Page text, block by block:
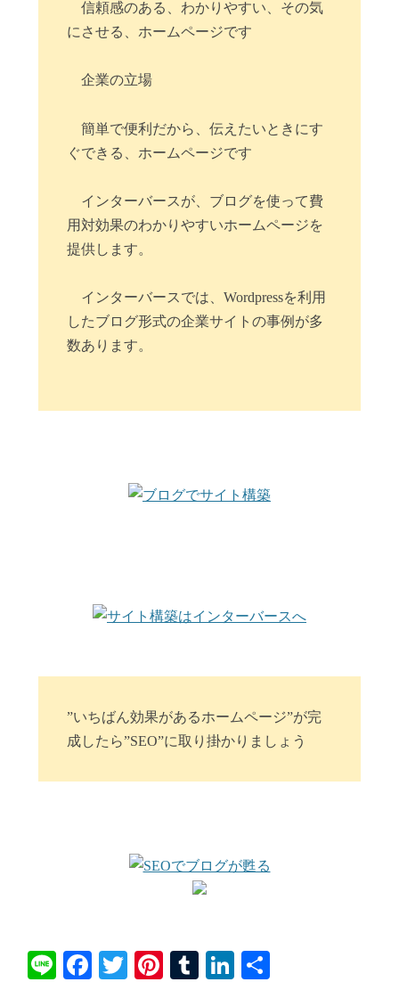
信頼感のある、わかりやすい、その気
にさせる、ホームページです
企業の立場
簡単で便利だから、伝えたいときにす
ぐできる、ホームページです
インターバースが、ブログを使って費
用対効果のわかりやすいホームページを
提供します。
インターバースでは、Wordpressを利用
したブログ形式の企業サイトの事例が多
数あります。
”いちばん効果があるホームページ”が完
成したら”SEO”に取り掛かりましょう
Li
Fa T
Pi
T
Li